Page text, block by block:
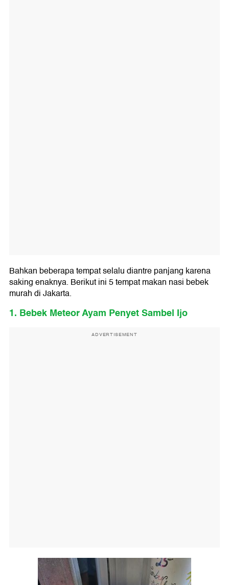
Bahkan beberapa tempat selalu diantre panjang karena
saking enaknya. Berikut ini 5 tempat makan nasi bebek
murah di Jakarta.
1. Bebek Meteor Ayam Penyet Sambel Ijo
ADVERTISEMENT